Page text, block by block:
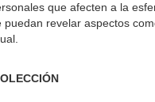
que afecten a la
revelar aspectos